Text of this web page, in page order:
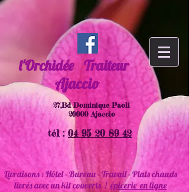
l'Orchidée Traiteur
Ajaccio
27,Bd Dominique Paoli
20000 Ajaccio
tél :04 95 20 89 42
Livraisons : Hôtel - Bureau - Travail - Plats chauds
livrés avec un kit couverts ! épicerie en ligne